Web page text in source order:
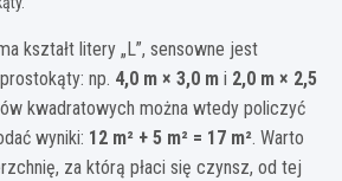
kształt litery „L”, sensowne jest
np. 4,0 m × 3,0 m i 2,0 m × 2,5
kwadratowych można wtedy policzyć
wyniki: 12 m² + 5 m² = 17 m². Warto
za którą płaci się czynsz, od tej